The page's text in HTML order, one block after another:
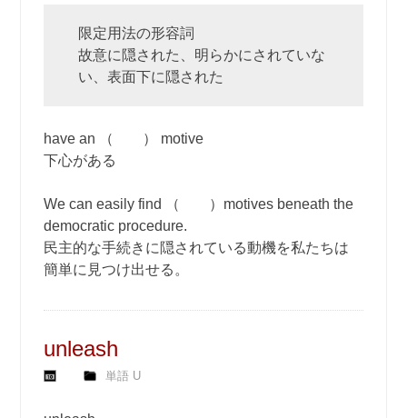
限定用法の形容詞
故意に隠された、明らかにされていな
い、表面下に隠された
have an （ ） motive
下心がある
We can easily find （ ）motives beneath the
democratic procedure.
民主的な手続きに隠されている動機を私たちは
簡単に見つけ出せる。
unleash
単語 U